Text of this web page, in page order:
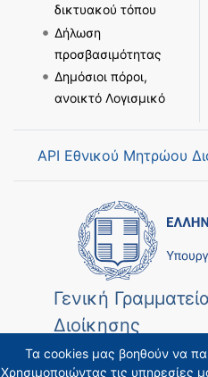
Τα cookies μας βοηθούν να
Χρησιμοποιώντας τις υπηρεσίες
δικτυακού τόπου
Δήλωση
προσβασιμότητας
Δημόσιοι πόροι,
ανοικτό Λογισμικό
API Εθνικού Μητρώου
Γενική
Διοίκησης